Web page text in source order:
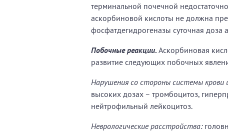
терминальной почечной
аскорбиновой кислоты не должна
фосфатдегидрогеназы суточная
Побочные реакции. Аскорбиновая
развитие следующих побочных
Нарушения со стороны системы
высоких дозах – тромбоцитоз,
нейтрофильный лейкоцитоз.
Неврологические расстройства: